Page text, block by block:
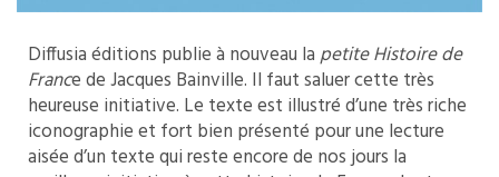
Diffusia éditions publie à nouveau lapetite Histoire de
France de Jacques Bainville. Il faut saluer cette très
heureuse initiative. Le texte est illustré d’une très riche
iconographie et fort bien présenté pour une lecture
aisée d’un texte qui reste encore de nos jours la